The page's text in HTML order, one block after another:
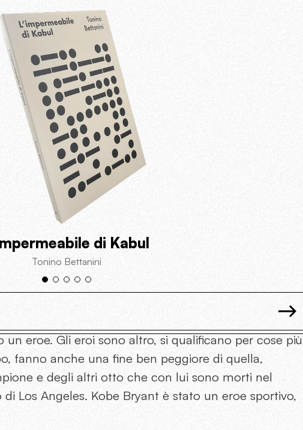
di Kabul
Tonino Bettanini
un eroe.Gli eroi sono altro, si qualificano per cose più
fanno anche una fine ben peggiore di quella,
e degli altri otto che con lui sono morti nel
Los Angeles. Kobe Bryant è stato un eroe sportivo,